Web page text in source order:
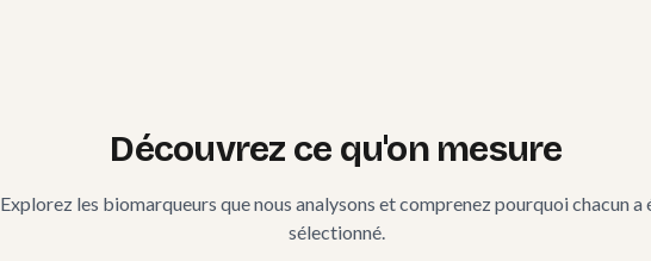
Découvrez ce qu'on mesure
Explorez les biomarqueurs que nous analysons et comprenez pourquoi chacun a
sélectionné.